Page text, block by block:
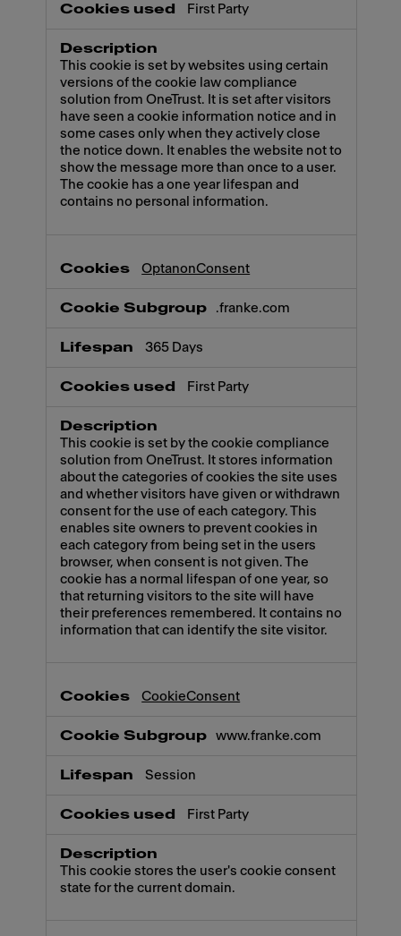
First Party
This cookie is set by websites using certain
versions of the cookie law compliance
solution from OneTrust. It is set after visitors
have seen a cookie information notice and in
some cases only when they actively close
the notice down. It enables the website not to
show the message more than once to a user.
The cookie has a one year lifespan and
contains no personal information.
OptanonConsent
.franke.com
365 Days
First Party
This cookie is set by the cookie compliance
solution from OneTrust. It stores information
about the categories of cookies the site uses
and whether visitors have given or withdrawn
consent for the use of each category. This
enables site owners to prevent cookies in
each category from being set in the users
browser, when consent is not given. The
cookie has a normal lifespan of one year, so
that returning visitors to the site will have
their preferences remembered. It contains no
information that can identify the site visitor.
CookieConsent
www.franke.com
Session
First Party
This cookie stores the user's cookie consent
state for the current domain.